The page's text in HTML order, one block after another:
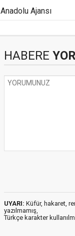
Anadolu Ajansı
HABERE
UYARI: Küfür, hakaret,
yazılmamış,
Türkçe karakter